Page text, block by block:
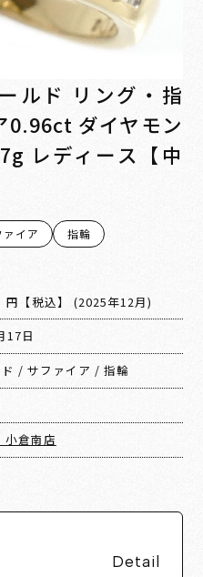
ルド リング・指
0.96ct ダイヤモン
レディース【中
ァイア 指輪
円【税込】 (2025年12月)
17日
/ サファイア / 指輪
小倉南店
Detail